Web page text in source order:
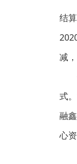
结
减
式
融
心